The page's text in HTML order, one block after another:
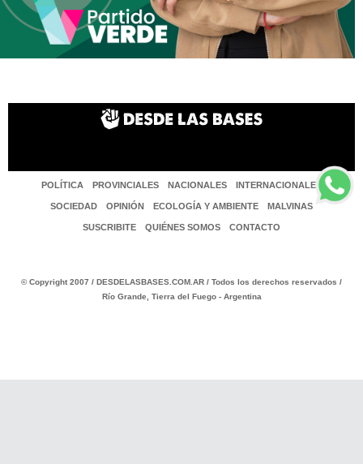
POLÍTICA PROVINCIALES NACIONALES INTERNACIONALES
SOCIEDAD OPINIÓN ECOLOGÍA Y AMBIENTE MALVINAS
SUSCRIBITE QUIÉNES SOMOS CONTACTO
© Copyright 2007 / DESDELASBASES.COM.AR / Todos los derechos reservados /
Río Grande, Tierra del Fuego - Argentina